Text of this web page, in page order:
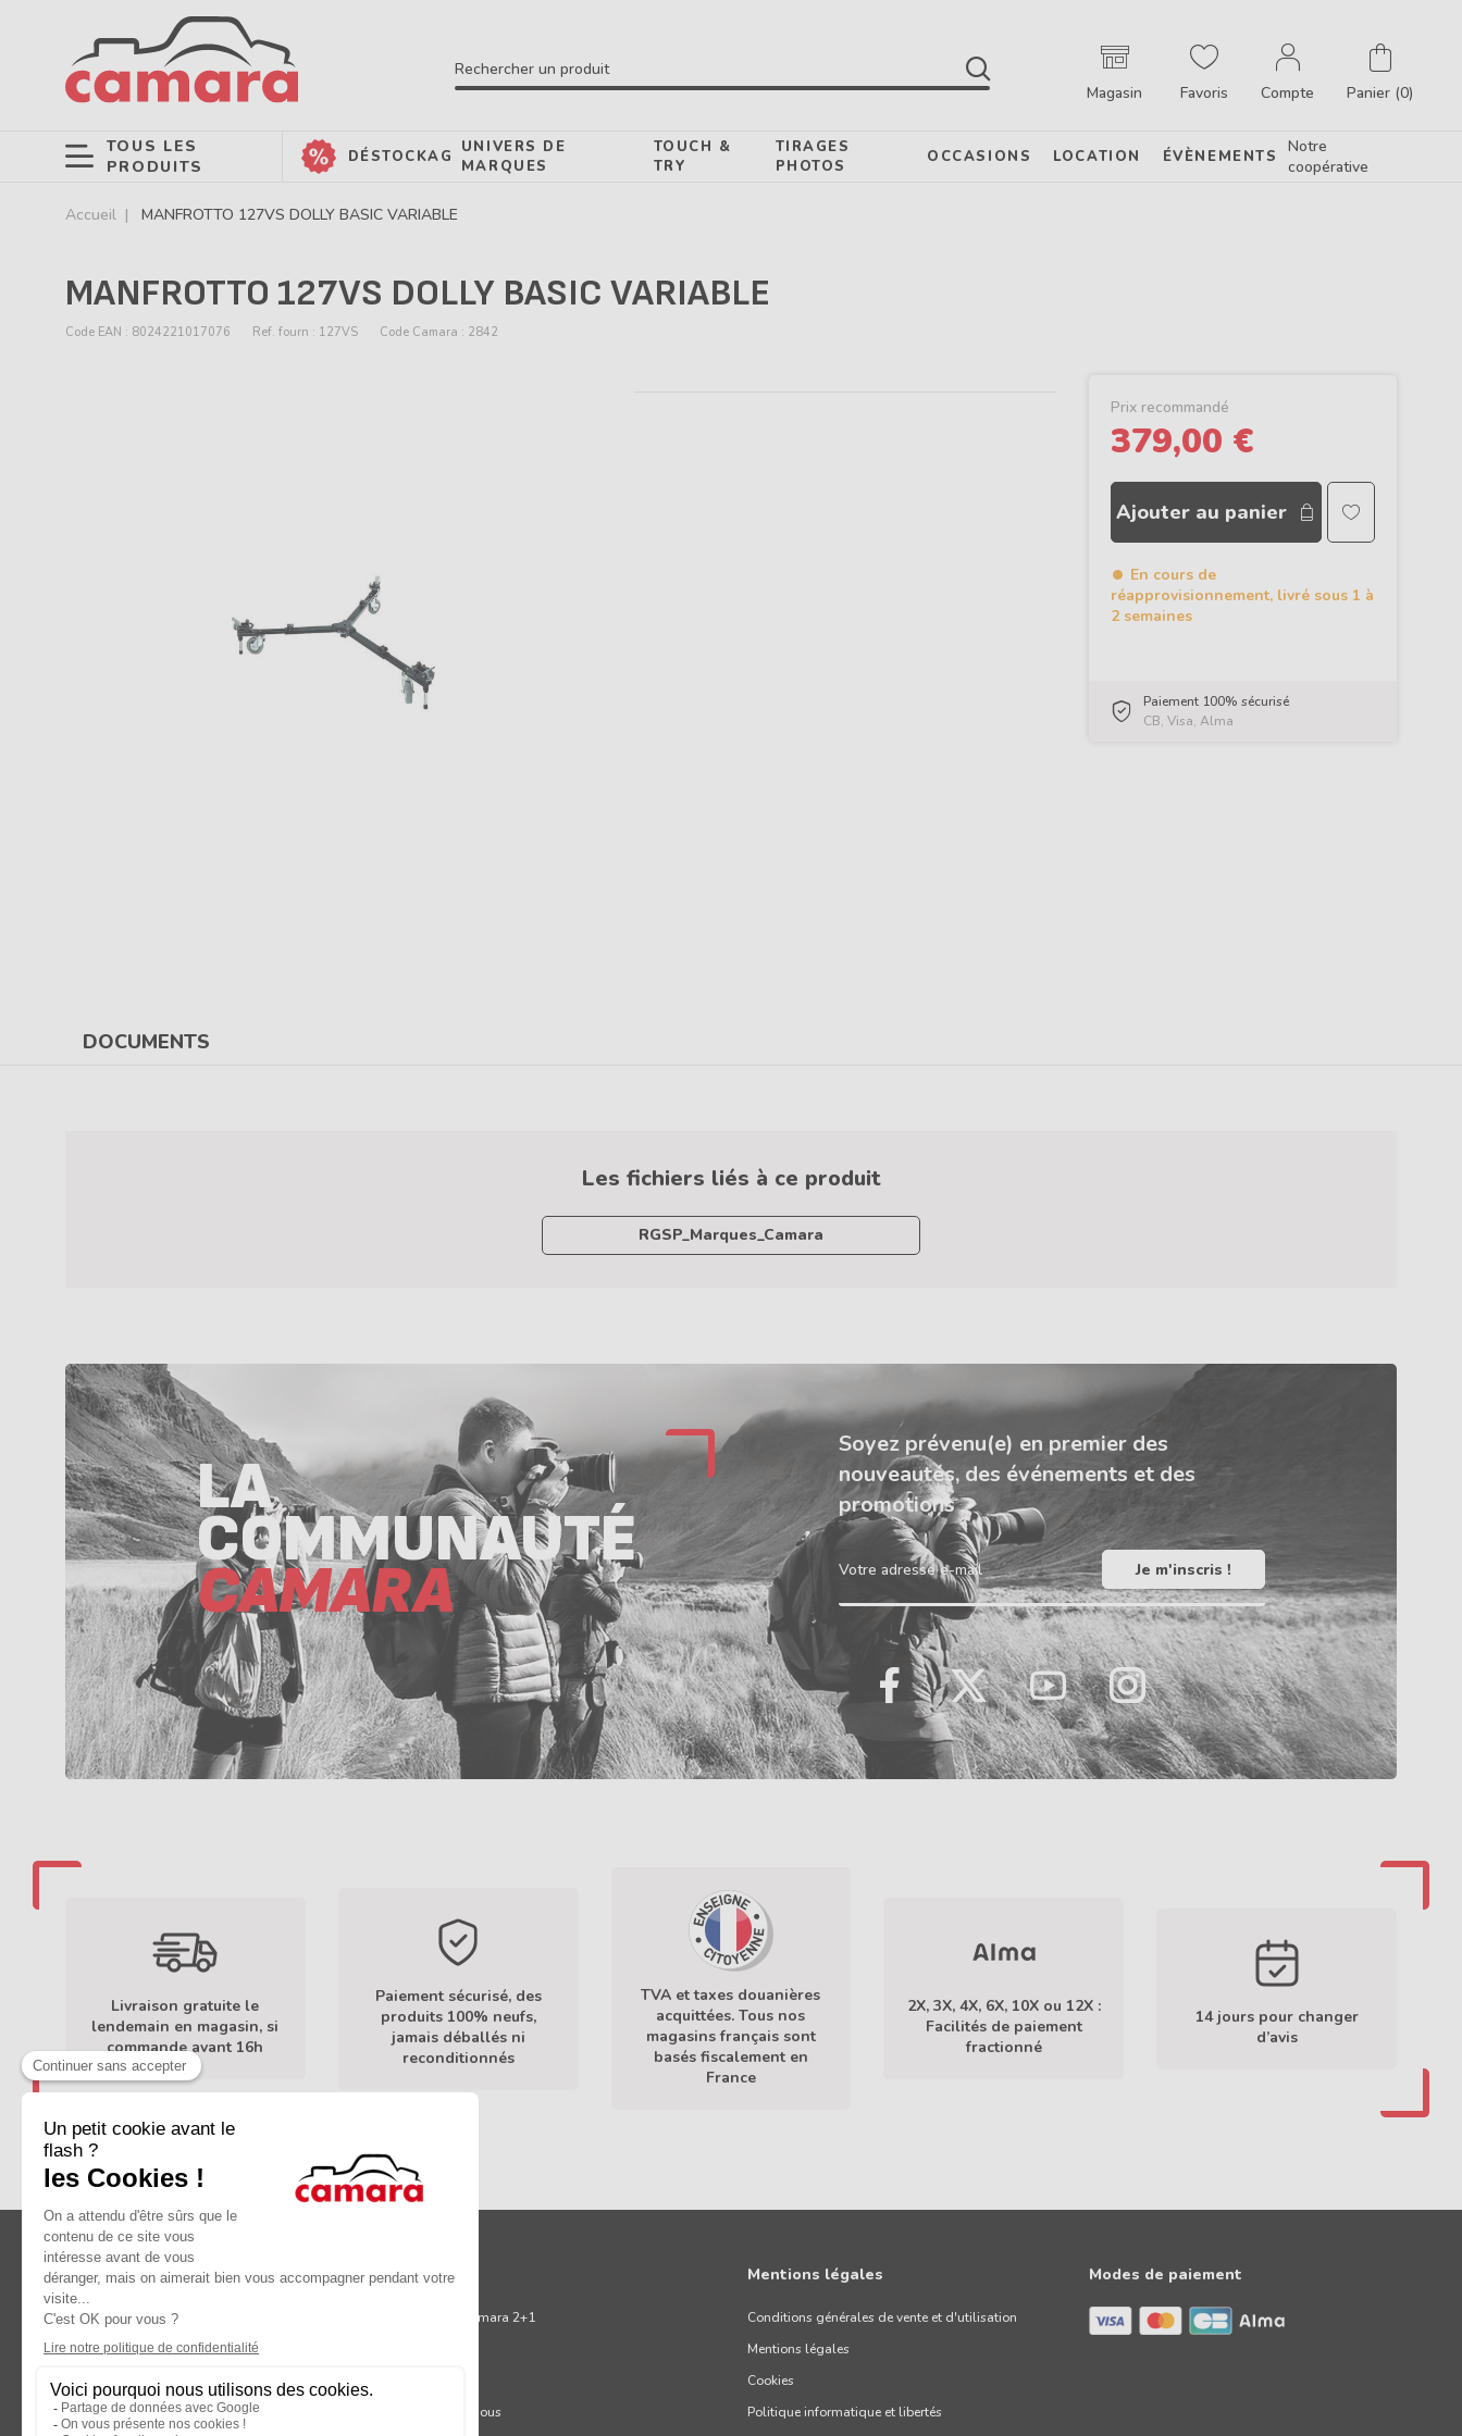
Rechercher un produit
Magasin
Favoris Compte Panier (0)
TOUS LES
PRODUITS
DÉSTOCKAGEUNIVERS DE
MARQUES
TOUCH &
TRY
TIRAGES
PHOTOS
OCCASIONS
Notre
coopérative
LOCATION ÉVÈNEMENTS
Accueil MANFROTTO 127VS DOLLY BASIC VARIABLE
MANFROTTO 127VS DOLLY BASIC VARIABLE
Code EAN : 8024221017076 Ref. fourn : 127VS Code Camara : 2842
Prix recommandé
379,00 €
Ajouter au panier
En cours de
réapprovisionnement, livré sous 1 à
2 semaines
Paiement 100% sécurisé
CB, Visa, Alma
DOCUMENTS
Les fichiers liés à ce produit
RGSP_Marques_Camara
LA
COMMUNAUTÉ
CAMARA
Soyez prévenu(e) en premier des
nouveautés, des événements et des
promotions
Votre adresse e-mail
Facebook
TwitterYouTubeInstagram
LinkedIn
TikTok
Livraison gratuite le
lendemain en magasin, si
commande avant 16h
En savoir plus
Paiement sécurisé, des
produits 100% neufs,
jamais déballés ni
reconditionnés
TVA et taxes douanières
acquittées. Tous nos
magasins français sont
basés fiscalement en
France
2X, 3X, 4X, 6X, 10X ou 12X :
Facilités de paiement
fractionné
14 jours pour changer
d’avis
À propos de Camara
Livraison
Mentions légales
Camara : 1ère coopérative de passionnés de photo
Magasins
Services
Garantie Camara 2+1
Contactez-nous
Mentions légales
Conditions générales de vente et d'utilisation
Mentions légales
Cookies
Politique informatique et libertés
Modes de paiement